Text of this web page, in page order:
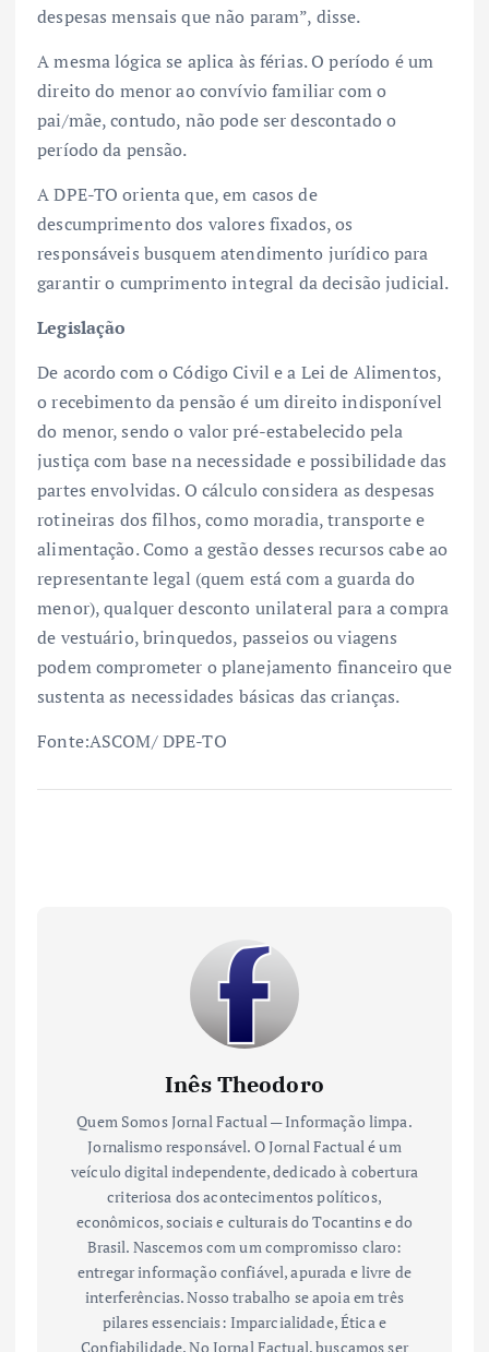
despesas mensais que não param”, disse.
A mesma lógica se aplica às férias. O período é um
direito do menor ao convívio familiar com o
pai/mãe, contudo, não pode ser descontado o
período da pensão.
A DPE-TO orienta que, em casos de
descumprimento dos valores fixados, os
responsáveis busquem atendimento jurídico para
garantir o cumprimento integral da decisão judicial.
Legislação
De acordo com o Código Civil e a Lei de Alimentos,
o recebimento da pensão é um direito indisponível
do menor, sendo o valor pré-estabelecido pela
justiça com base na necessidade e possibilidade das
partes envolvidas. O cálculo considera as despesas
rotineiras dos filhos, como moradia, transporte e
alimentação. Como a gestão desses recursos cabe ao
representante legal (quem está com a guarda do
menor), qualquer desconto unilateral para a compra
de vestuário, brinquedos, passeios ou viagens
podem comprometer o planejamento financeiro que
sustenta as necessidades básicas das crianças.
Fonte:ASCOM/ DPE-TO
Inês Theodoro
Quem Somos Jornal Factual — Informação limpa.
Jornalismo responsável. O Jornal Factual é um
veículo digital independente, dedicado à cobertura
criteriosa dos acontecimentos políticos,
econômicos, sociais e culturais do Tocantins e do
Brasil. Nascemos com um compromisso claro:
entregar informação confiável, apurada e livre de
interferências. Nosso trabalho se apoia em três
pilares essenciais: Imparcialidade, Ética e
Confiabilidade. No Jornal Factual, buscamos ser